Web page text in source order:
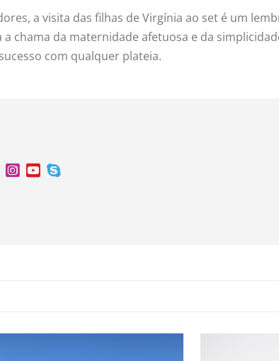
a visita das filhas de Virgínia ao set é um
a chama da maternidade afetuosa e da
com qualquer plateia.